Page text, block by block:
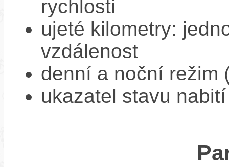
rychlosti
ujeté kilometry:
vzdálenost
denní a noční režim
ukazatel stavu